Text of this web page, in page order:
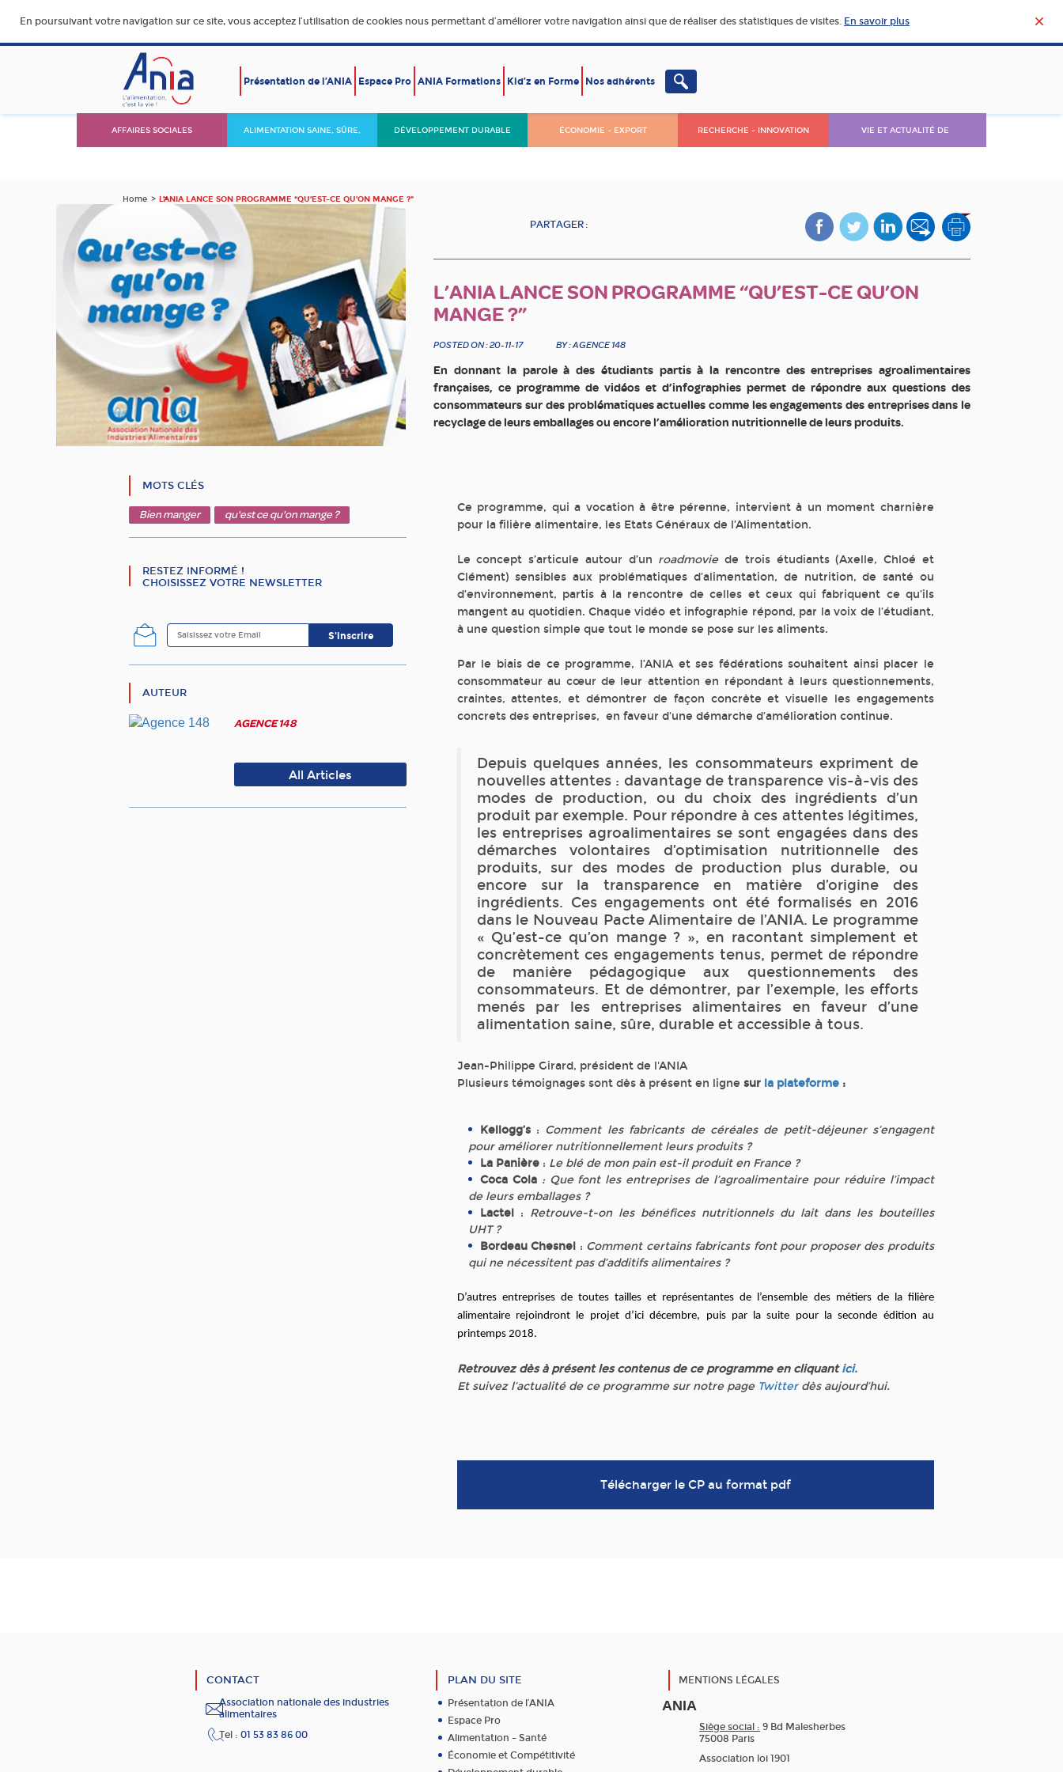
En poursuivant votre navigation sur ce site, vous acceptez l’utilisation de cookies nous permettant d’améliorer votre navigation ainsi que de réaliser des statistiques de visites. En savoir plus
Présentation de l’ANIA Espace Pro ANIA Formations Kid’z en Forme Nos adhérents
AFFAIRES SOCIALES ALIMENTATION SAINE, SÛRE, DÉVELOPPEMENT DURABLE ÉCONOMIE – EXPORT RECHERCHE – INNOVATION VIE ET ACTUALITÉ DE
Home L’ANIA LANCE SON PROGRAMME “QU’EST-CE QU’ON MANGE ?”
PARTAGER :
L’ANIA LANCE SON PROGRAMME “QU’EST-CE QU’ON
MANGE ?”
POSTED ON : 20-11-17 BY : AGENCE 148
En donnant la parole à des étudiants partis à la rencontre des entreprises agroalimentaires
françaises, ce programme de vidéos et d’infographies permet de répondre aux questions des
consommateurs sur des problématiques actuelles comme les engagements des entreprises dans le
recyclage de leurs emballages ou encore l’amélioration nutritionnelle de leurs produits.
MOTS CLÉS
Bien manger qu'est ce qu'on mange ?
RESTEZ INFORMÉ !
CHOISISSEZ VOTRE NEWSLETTER
AUTEUR
AGENCE 148
All Articles
Ce programme, qui a vocation à être pérenne, intervient à un moment charnière
pour la filière alimentaire, les Etats Généraux de l’Alimentation.
Le concept s’articule autour d’un roadmoviede trois étudiants (Axelle, Chloé et
Clément) sensibles aux problématiques d’alimentation, de nutrition, de santé ou
d’environnement, partis à la rencontre de celles et ceux qui fabriquent ce qu’ils
mangent au quotidien. Chaque vidéo et infographie répond, par la voix de l’étudiant,
à une question simple que tout le monde se pose sur les aliments.
Par le biais de ce programme, l’ANIA et ses fédérations souhaitent ainsi placer le
consommateur au cœur de leur attention en répondant à leurs questionnements,
craintes, attentes, et démontrer de façon concrète et visuelle les engagements
concrets des entreprises, en faveur d’une démarche d’amélioration continue.
Depuis quelques années, les consommateurs expriment de
nouvelles attentes : davantage de transparence vis-à-vis des
modes de production, ou du choix des ingrédients d’un
produit par exemple. Pour répondre à ces attentes légitimes,
les entreprises agroalimentaires se sont engagées dans des
démarches volontaires d’optimisation nutritionnelle des
produits, sur des modes de production plus durable, ou
encore sur la transparence en matière d’origine des
ingrédients. Ces engagements ont été formalisés en 2016
dans le Nouveau Pacte Alimentaire de l’ANIA. Le programme
« Qu’est-ce qu’on mange ? », en racontant simplement et
concrètement ces engagements tenus, permet de répondre
de manière pédagogique aux questionnements des
consommateurs. Et de démontrer, par l’exemple, les efforts
menés par les entreprises alimentaires en faveur d’une
alimentation saine, sûre, durable et accessible à tous.
Jean-Philippe Girard, président de l'ANIA
Plusieurs témoignages sont dès à présent en ligne sur la plateforme:
Kellogg’s: Comment les fabricants de céréales de petit-déjeuner s’engagent
pour améliorer nutritionnellement leurs produits ?
La Panière: Le blé de mon pain est-il produit en France ?
Coca Cola : Que font les entreprises de l’agroalimentaire pour réduire l’impact
de leurs emballages ?
Lactel : Retrouve-t-on les bénéfices nutritionnels du lait dans les bouteilles
UHT ?
Bordeau Chesnel : Comment certains fabricants font pour proposer des produits
qui ne nécessitent pas d’additifs alimentaires ?
D’autres entreprises de toutes tailles et représentantes de l’ensemble des métiers de la filière
alimentaire rejoindront le projet d’ici décembre, puis par la suite pour la seconde édition au
printemps 2018.
Retrouvez dès à présent les contenus de ce programme en cliquantici.
Et suivez l’actualité de ce programme sur notre page Twitterdès aujourd’hui.
Télécharger le CP au format pdf
CONTACT
Association nationale des industries
alimentaires
Tel : 01 53 83 86 00
PLAN DU SITE
Présentation de l’ANIA
Espace Pro
Alimentation – Santé
Économie et Compétitivité
MENTIONS LÉGALES
ANIA
Siège social : 9 Bd Malesherbes
75008 Paris
Association loi 1901